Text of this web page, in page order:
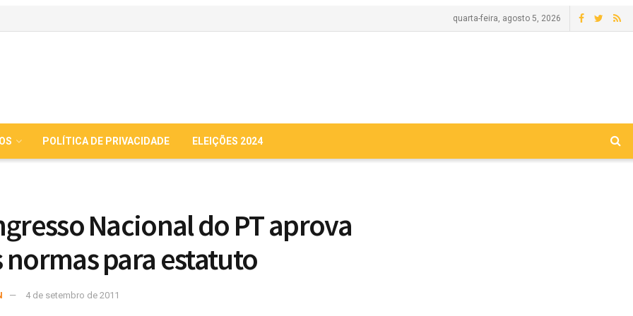
quarta-feira, agosto 5, 2026
POLÍTICA DE PRIVACIDADE ELEIÇÕES 2024
Nacional do PT aprova
normas para estatuto
4 de setembro de 2011